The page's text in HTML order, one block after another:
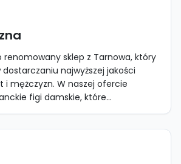
renomowany sklep z Tarnowa, który
najwyższej jakości
i mężczyzn. W naszej ofercie
figi damskie, które...